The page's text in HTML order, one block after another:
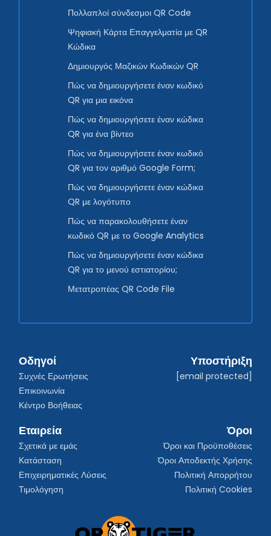
Πολλαπλοί σύνδεσμοι QR Code
Ψηφιακή Κάρτα Επαγγελματία με QR
Κώδικα
Δημιουργός Μαζικών Κωδικών QR
Πώς να δημιουργήσετε έναν κωδικό
QR για μια εικόνα
Πώς να δημιουργήσετε έναν κώδικα
QR για ένα βίντεο
Πώς να δημιουργήσετε έναν κωδικό
QR για τον αριθμό Google Form;
Πώς να δημιουργήσετε έναν κώδικα
QR με λογότυπο
Πώς να παρακολουθήσετε έναν
κωδικό QR με το Google Analytics
Πώς να δημιουργήσετε έναν κώδικα
QR για το μενού εστιατορίου;
Μετατροπέας QR Code File
Οδηγοί
Συχνές Ερωτήσεις
Επικοινωνία
Κέντρο Βοήθειας
Υποστήριξη
[email protected]
Εταιρεία
Σχετικά με εμάς
Κατάσταση
Επιχειρηματικές Λύσεις
Τιμολόγηση
Όροι
Όροι και Προϋποθέσεις
Όροι Αποδεκτής Χρήσης
Πολιτική Απορρήτου
Πολιτική Cookies